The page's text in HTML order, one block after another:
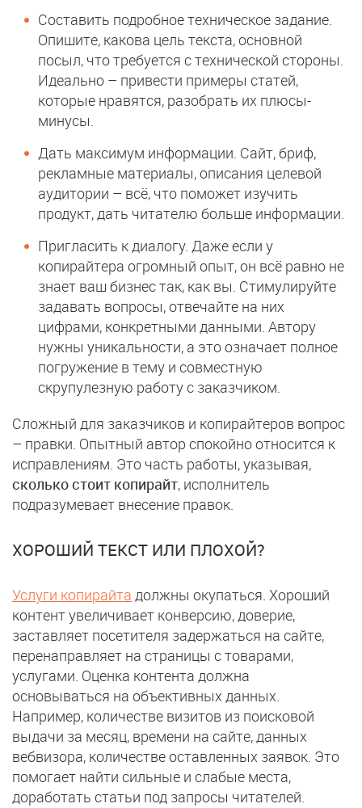
Составить подробное техническое задание.
Опишите, какова цель текста, основной
посыл, что требуется с технической стороны.
Идеально – привести примеры статей,
которые нравятся, разобрать их плюсы-
минусы.
Дать максимум информации. Сайт, бриф,
рекламные материалы, описания целевой
аудитории – всё, что поможет изучить
продукт, дать читателю больше информации.
Пригласить к диалогу. Даже если у
копирайтера огромный опыт, он всё равно не
знает ваш бизнес так, как вы. Стимулируйте
задавать вопросы, отвечайте на них
цифрами, конкретными данными. Автору
нужны уникальности, а это означает полное
погружение в тему и совместную
скрупулезную работу с заказчиком.
Сложный для заказчиков и копирайтеров вопрос
– правки. Опытный автор спокойно относится к
исправлениям. Это часть работы, указывая,
сколько стоит копирайт, исполнитель
подразумевает внесение правок.
ХОРОШИЙ ТЕКСТ ИЛИ ПЛОХОЙ?
Услуги копирайта должны окупаться. Хороший
контент увеличивает конверсию, доверие,
заставляет посетителя задержаться на сайте,
перенаправляет на страницы с товарами,
услугами. Оценка контента должна
основываться на объективных данных.
Например, количестве визитов из поисковой
выдачи за месяц, времени на сайте, данных
вебвизора, количестве оставленных заявок. Это
помогает найти сильные и слабые места,
доработать статьи под запросы читателей.